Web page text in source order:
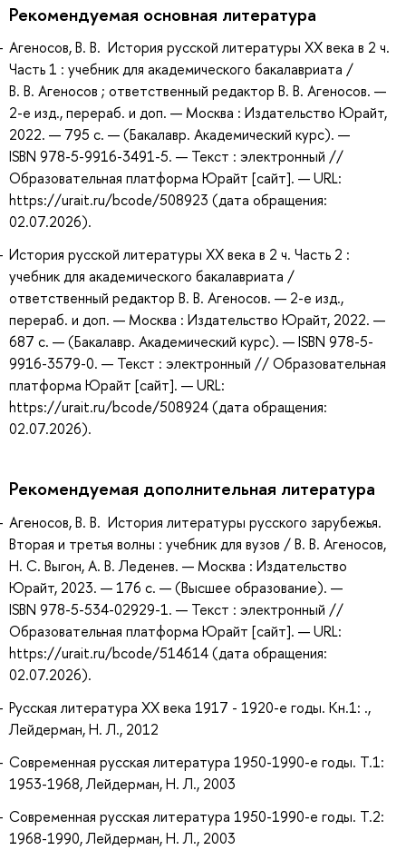
Рекомендуемая основная литература
Агеносов, В. В. История русской литературы XX века в 2 ч.
Часть 1 : учебник для академического бакалавриата /
В. В. Агеносов ; ответственный редактор В. В. Агеносов. —
2-е изд., перераб. и доп. — Москва : Издательство Юрайт,
2022. — 795 с. — (Бакалавр. Академический курс). —
ISBN 978-5-9916-3491-5. — Текст : электронный //
Образовательная платформа Юрайт [сайт]. — URL:
https://urait.ru/bcode/508923 (дата обращения:
02.07.2026).
История русской литературы XX века в 2 ч. Часть 2 :
учебник для академического бакалавриата /
ответственный редактор В. В. Агеносов. — 2-е изд.,
перераб. и доп. — Москва : Издательство Юрайт, 2022. —
687 с. — (Бакалавр. Академический курс). — ISBN 978-5-
9916-3579-0. — Текст : электронный // Образовательная
платформа Юрайт [сайт]. — URL:
https://urait.ru/bcode/508924 (дата обращения:
02.07.2026).
Рекомендуемая дополнительная литература
Агеносов, В. В. История литературы русского зарубежья.
Вторая и третья волны : учебник для вузов / В. В. Агеносов,
Н. С. Выгон, А. В. Леденев. — Москва : Издательство
Юрайт, 2023. — 176 с. — (Высшее образование). —
ISBN 978-5-534-02929-1. — Текст : электронный //
Образовательная платформа Юрайт [сайт]. — URL:
https://urait.ru/bcode/514614 (дата обращения:
02.07.2026).
Русская литература XX века 1917 - 1920-е годы. Кн.1: .,
Лейдерман, Н. Л., 2012
Современная русская литература 1950-1990-е годы. Т.1:
1953-1968, Лейдерман, Н. Л., 2003
Современная русская литература 1950-1990-е годы. Т.2:
1968-1990, Лейдерман, Н. Л., 2003